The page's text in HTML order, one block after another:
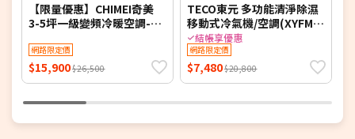
【限量優惠】CHIMEI奇美
3-5坪一級變頻冷暖空調-星
S29HG1 【含基本安裝+舊
機回收】【加贈2000元好禮
+1年安裝保固】
網路限定價
$15,900$26,500
TECO東元 多功能清淨除濕
移動式冷氣機/空調(XYFMP-
1701FC)
結帳享優惠
網路限定價
$7,480$20,800